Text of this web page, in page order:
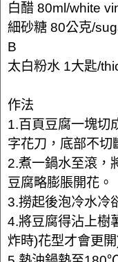
白醋 80ml/white
細砂糖 80公克/
B
太白粉水 1大匙/
作法
1.百頁豆腐一塊切
字花刀，底部不切
2.煮一鍋水至滾，
豆腐略膨脹開花。
3.撈起後泡冷水冷
4.將豆腐得沾上樹
炸時)花型才會更